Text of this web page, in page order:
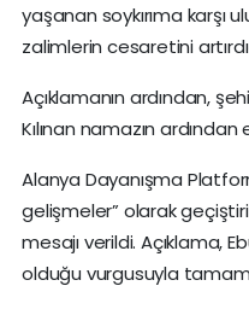
yaşanan soykırıma karşı
zalimlerin cesaretini
Açıklamanın ardından,
Kılınan namazın
Alanya Dayanışma
gelişmeler” olarak
mesajı verildi. Açıklama,
olduğu vurgusuyla